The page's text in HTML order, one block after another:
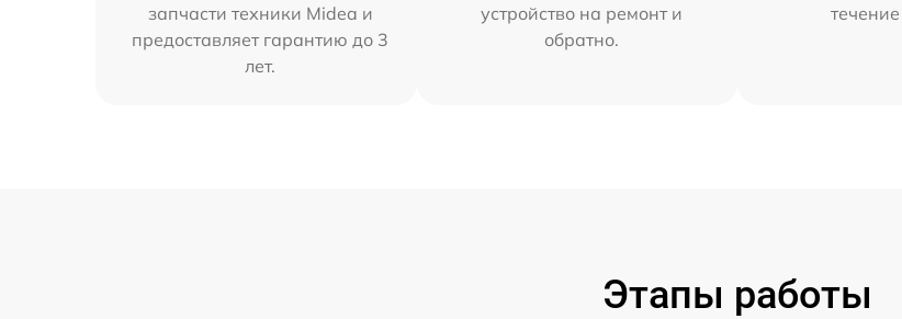
запчасти техники Midea и
предоставляет гарантию до 3
лет.
устройство на ремонт и
обратно.
Этапы работы